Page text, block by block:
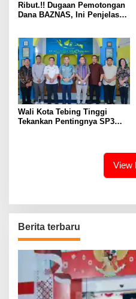
Ribut.!! Dugaan Pemotongan
Dana BAZNAS, Ini Penjelasan
Wali Kota Tebing Tinggi
Tekankan Pentingnya SP3
View
Berita terbaru